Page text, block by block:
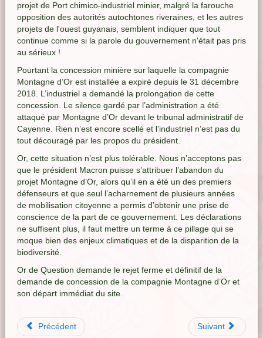
projet de Port chimico-industriel minier, malgré la farouche
opposition des autorités autochtones riveraines, et les autres
projets de l'ouest guyanais, semblent indiquer que tout
continue comme si la parole du gouvernement n'était pas pris
au sérieux !
Pourtant la concession minière sur laquelle la compagnie
Montagne d’Or est installée a expiré depuis le 31 décembre
2018. L’industriel a demandé la prolongation de cette
concession. Le silence gardé par l’administration a été
attaqué par Montagne d’Or devant le tribunal administratif de
Cayenne. Rien n’est encore scellé et l’industriel n’est pas du
tout découragé par les propos du président.
Or, cette situation n’est plus tolérable. Nous n’acceptons pas
que le président Macron puisse s’attribuer l’abandon du
projet Montagne d’Or, alors qu’il en a été un des premiers
défenseurs et que seul l’acharnement de plusieurs années
de mobilisation citoyenne a permis d’obtenir une prise de
conscience de la part de ce gouvernement. Les déclarations
ne suffisent plus, il faut mettre un terme à ce pillage qui se
moque bien des enjeux climatiques et de la disparition de la
biodiversité.
Or de Question demande le rejet ferme et définitif de la
demande de concession de la compagnie Montagne d’Or et
son départ immédiat du site.
Précédent Suivant